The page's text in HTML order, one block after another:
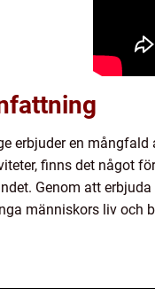
erbjuder en
finns det något
Genom att
människors liv och